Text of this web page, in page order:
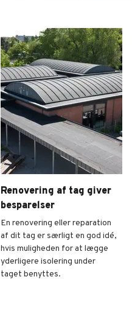
Renovering af tag giver
besparelser
En renovering eller reparation
af dit tag er særligt en god idé,
hvis muligheden for at lægge
yderligere isolering under
taget benyttes.